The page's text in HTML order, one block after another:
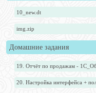
10_new.dt
img.zip
Домашние задания
19. Отчёт по продажам -
20. Настройка интерфейса +